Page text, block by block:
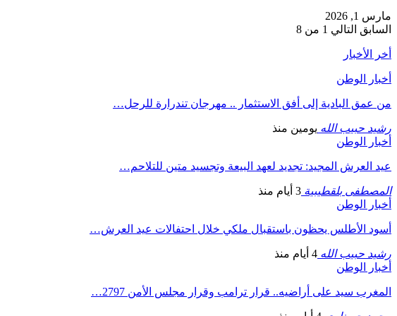
مارس 1, 2026
السابق التالي 1 من 8
أخر الأخبار
أخبار الوطن
من عمق البادية إلى أفق الاستثمار .. مهرجان تندرارة للرحل…
رشيد حبيب الله يومين منذ
أخبار الوطن
عيد العرش المجيد: تجديد لعهد البيعة وتجسيد متين للتلاحم…
المصطفى بلقطيبية 3 أيام منذ
أخبار الوطن
أسود الأطلس يحظون باستقبال ملكي خلال احتفالات عيد العرش…
رشيد حبيب الله 4 أيام منذ
أخبار الوطن
المغرب سيد على أراضيه.. قرار ترامب وقرار مجلس الأمن 2797…